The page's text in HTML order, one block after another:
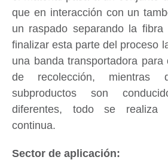
que en interacción con un
un raspado separando la fibra
finalizar esta parte del proceso
una banda transportadora para
de recolección, mientras
subproductos son
diferentes, todo se realiza
continua.